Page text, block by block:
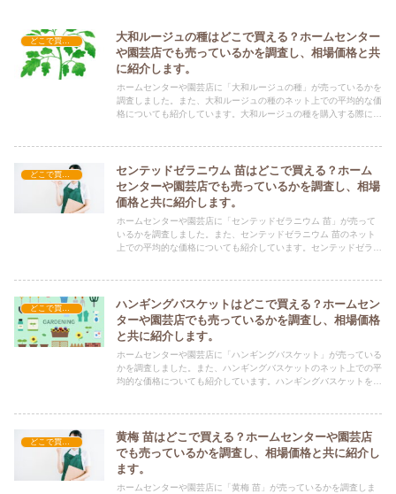
大和ルージュの種はどこで買える？ホームセンター
や園芸店でも売っているかを調査し、相場価格と共
に紹介します。
ホームセンターや園芸店に「大和ルージュの種」が売っているかを
調査しました。また、大和ルージュの種のネット上での平均的な価
格についても紹介しています。大和ルージュの種を購入する際にぜ
センテッドゼラニウム 苗はどこで買える？ホーム
センターや園芸店でも売っているかを調査し、相場
価格と共に紹介します。
ホームセンターや園芸店に「センテッドゼラニウム 苗」が売って
いるかを調査しました。また、センテッドゼラニウム 苗のネット
上での平均的な価格についても紹介しています。センテッドゼラニ
ハンギングバスケットはどこで買える？ホームセン
ターや園芸店でも売っているかを調査し、相場価格
と共に紹介します。
ホームセンターや園芸店に「ハンギングバスケット」が売っている
かを調査しました。また、ハンギングバスケットのネット上での平
均的な価格についても紹介しています。ハンギングバスケットを購
黄梅 苗はどこで買える？ホームセンターや園芸店
でも売っているかを調査し、相場価格と共に紹介し
ます。
ホームセンターや園芸店に「黄梅 苗」が売っているかを調査しま